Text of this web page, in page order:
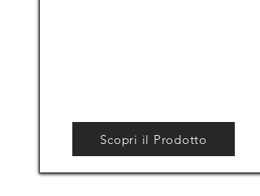
Scopri il Prodotto